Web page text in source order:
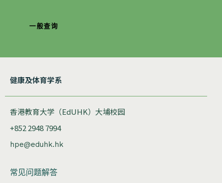
一般查询
健康及体育学系
香港教育大学（EdUHK）大埔校园
+852 2948 7994
hpe@eduhk.hk
常见问题解答